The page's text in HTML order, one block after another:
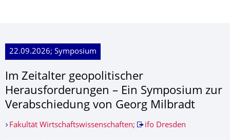
22.09.2026; Symposium
Im Zeitalter geopolitischer
Herausforderun­gen – Ein Symposium zur
Verabschiedung von Georg Milbradt
Fakultät Wirtschaftswissenschaften; ifo Dresden